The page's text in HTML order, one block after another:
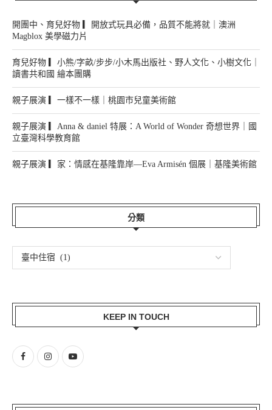
開團中、育兒好物 ▎開放式玩具必備，品質不能將就｜澳洲
Magblox 美學磁力片
育兒好物 ▎小熊/字畝/步步/小木馬出版社、野人文化、小樹文化｜
讀書共和國 繪本團購
親子展演 ▎一樣不一樣｜桃園市兒童美術館
親子展演 ▎Anna & daniel 特展：A World of Wonder 奇想世界｜國
立臺灣科學教育館
親子展演 ▎家：情感在基隆靠岸—Eva Armisén 個展｜基隆美術館
分類
KEEP IN TOUCH